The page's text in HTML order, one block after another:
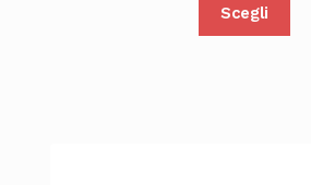
Scegli